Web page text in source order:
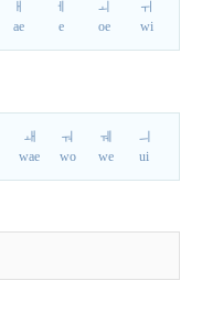
ㅐ
ae
ㅔ
e
ㅚ
oe
ㅟ
wi
ㅙ
wae
ㅝ
wo
ㅞ
we
ㅢ
ui